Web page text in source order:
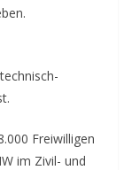
Freiwilligen
im Zivil- und